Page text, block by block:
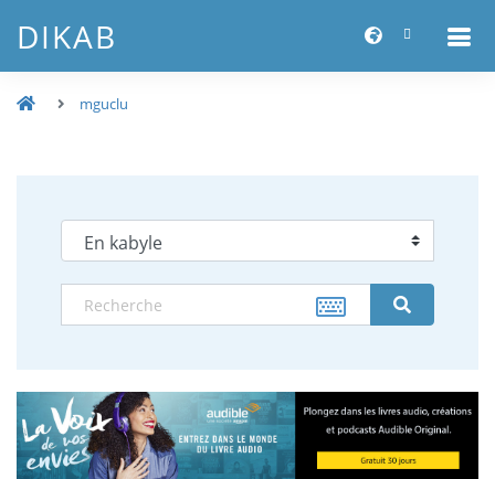
DIKAB
mguclu